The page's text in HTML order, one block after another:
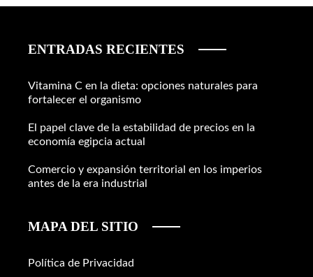
ENTRADAS RECIENTES
Vitamina C en la dieta: opciones naturales para
fortalecer el organismo
El papel clave de la estabilidad de precios en la
economía egipcia actual
Comercio y expansión territorial en los imperios
antes de la era industrial
MAPA DEL SITIO
Política de Privacidad